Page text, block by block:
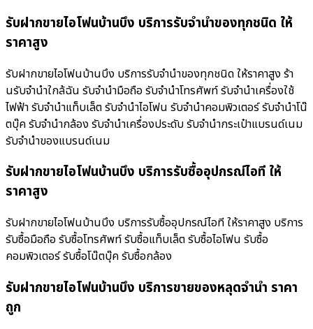
รับฝากขายไอโฟนบ้านบึง บริการรับจำนำของทุกชนิด ให้
ราคาสูง
รับฝากขายไอโฟนบ้านบึง บริการรับจำนำของทุกชนิด ให้ราคาสูง ร้า
นรับจํานําใกล้ฉัน รับจำนำมือถือ รับจำนำโทรศัพท์ รับจำนำเครื่องใช้
ไฟฟ้า รับจำนำแท็บเล็ต รับจำนำไอโฟน รับจำนำคอมพิวเตอร์ รับจำนำโน๊
ตบุ๊ค รับจำนำกล้อง รับจำนำเครื่องประดับ รับจำนำกระเป๋าแบรนด์เนม
รับจำนำของแบรนด์เนม
รับฝากขายไอโฟนบ้านบึง บริการรับซื้ออุปกรณ์ไอที ให้
ราคาสูง
รับฝากขายไอโฟนบ้านบึง บริการรับซื้ออุปกรณ์ไอที ให้ราคาสูง บริการ
รับซื้อมือถือ รับซื้อโทรศัพท์ รับซื้อแท็บเล็ต รับซื้อไอโฟน รับซื้อ
คอมพิวเตอร์ รับซื้อโน๊ตบุ๊ค รับซื้อกล้อง
รับฝากขายไอโฟนบ้านบึง บริการขายของหลุดจำนำ ราคา
ถูก